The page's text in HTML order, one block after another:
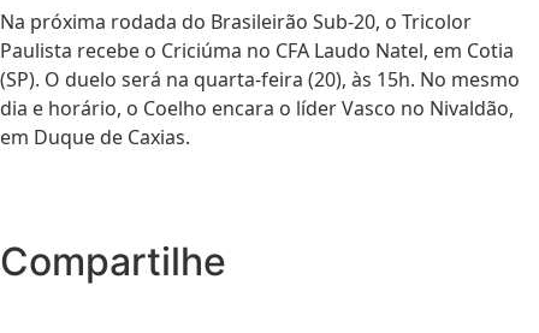
Na próxima rodada do Brasileirão Sub-20, o Tricolor
Paulista recebe o Criciúma no CFA Laudo Natel, em Cotia
(SP). O duelo será na quarta-feira (20), às 15h. No mesmo
dia e horário, o Coelho encara o líder Vasco no Nivaldão,
em Duque de Caxias.
Compartilhe